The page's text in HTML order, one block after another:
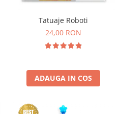
Tatuaje Roboti
24,00 RON
ADAUGA IN COS